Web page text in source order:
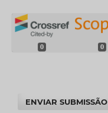
0 0
ENVIAR SUBMISSÃO